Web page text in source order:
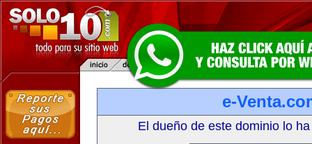
e-
El dueño de este dominio lo